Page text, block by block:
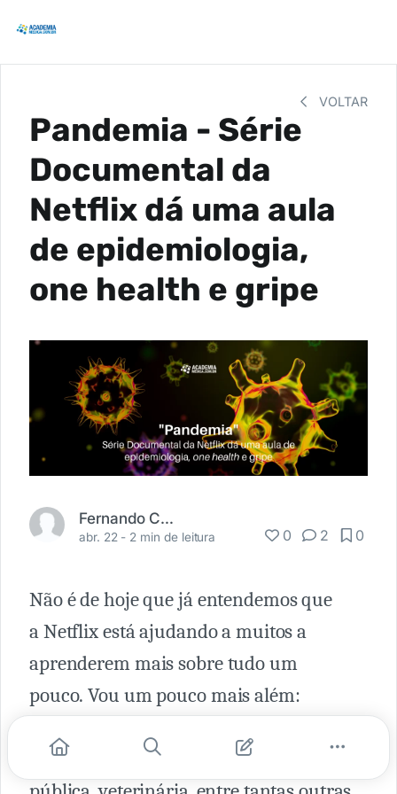
VOLTAR
Pandemia - Série
Documental da
Netflix dá uma aula
de epidemiologia,
one health e gripe
Fernando Carbonieri
abr. 22 - 2 min de leitura 0 2 0
Não é de hoje que já entendemos que
a Netflix está ajudando a muitos a
aprenderem mais sobre tudo um
pouco. Vou um pouco mais além:
saúde, medicina, epidemiologia, saúde